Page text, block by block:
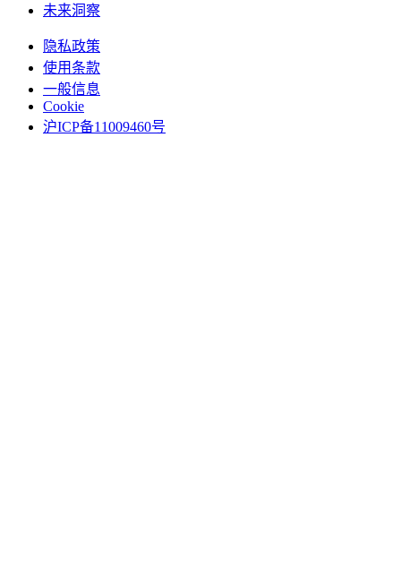
未来洞察
隐私政策
使用条款
一般信息
Cookie
沪ICP备11009460号